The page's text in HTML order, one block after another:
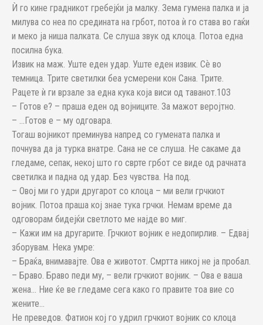
Ѝ го кине градникот гребејќи ја малку. Зема гумена палка и ја
милува со неа по средината на грбот, потоа ѝ го става во гаќи
и меко ја ниша палката. Се слуша звук од клоца. Потоа една
посилна бука.
Извик на маж. Уште еден удар. Уште еден извик. Сѐ во
темница. Трите светилки беа усмерени кон Сана. Трите.
Рацете ѝ ги врзале за една кука која виси од таванот.103
– Готов е? – праша еден од војниците. За мажот веројтно.
– …Готов е – му одговара.
Тогаш војникот преминува напред со гумената палка и
почнува да ја турка внатре. Сана не се слуша. Не сакаме да
гледаме, сепак, некој што го сврте грбот се виде од рачната
светилка и падна од удар. Без чувства. На под.
– Овој ми го удри другарот со клоца – ми вели грчкиот
војник. Потоа праша кој знае тука грчки. Немам време да
одговорам бидејќи светлото ме најде во миг.
– Кажи им на другарите. Грчкиот војник е недопирлив. – Едвај
зборувам. Нека умре:
– Браќа, внимавајте. Ова е животот. Смртта никој не ја пробал.
– Браво. Браво педи му, – вели грчкиот војник. – Ова е ваша
жена… Ние ќе ве гледаме сега како го правите тоа вие со
жените…
Не преведов. Фатион кој го удрил грчкиот војник со клоца